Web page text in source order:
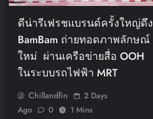
ดีน่ารีเฟรชแบรนด์ครั้งใหญ่ดึง
BamBam ถ่ายทอดภาพลักษณ์
ใหม่ ผ่านเครือข่ายสื่อ OOH
ในระบบรถไฟฟ้า MRT
Chillandfin
2 Days
Ago
0 1 Mins